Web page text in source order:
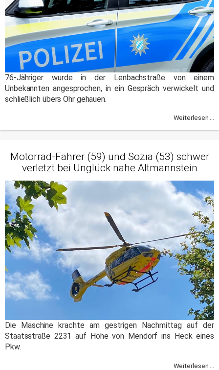
76-Jähriger wurde in der Lenbachstraße von einem
Unbekannten angesprochen, in ein Gespräch verwickelt und
schließlich übers Ohr gehauen.
Weiterlesen ...
Motorrad-Fahrer (59) und Sozia (53) schwer
verletzt bei Unglück nahe Altmannstein
Die Maschine krachte am gestrigen Nachmittag auf der
Staatsstraße 2231 auf Höhe von Mendorf ins Heck eines
Pkw.
Weiterlesen ...